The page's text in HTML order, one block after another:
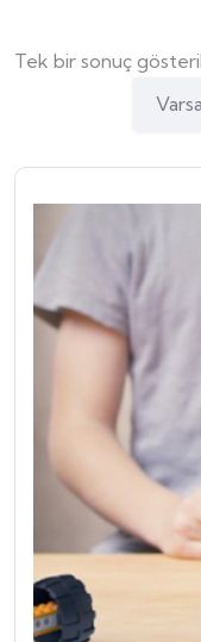
Tek bir sonuç